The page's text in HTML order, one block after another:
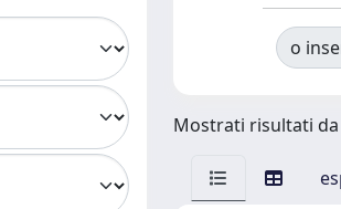
o
Mostrati risultati da